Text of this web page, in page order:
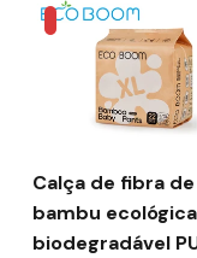
Calça de fibra de
bambu ecológica
biodegradável